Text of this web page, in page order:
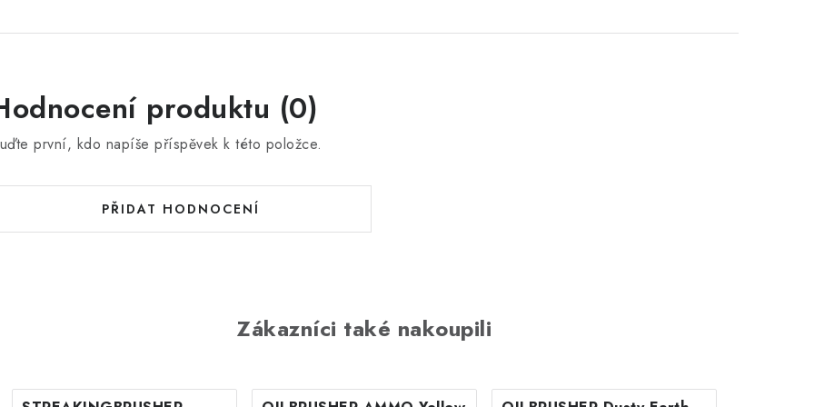
produktu (0)
první, kdo napíše příspěvek k této položce.
PŘIDAT HODNOCENÍ
Zákazníci také nakoupili